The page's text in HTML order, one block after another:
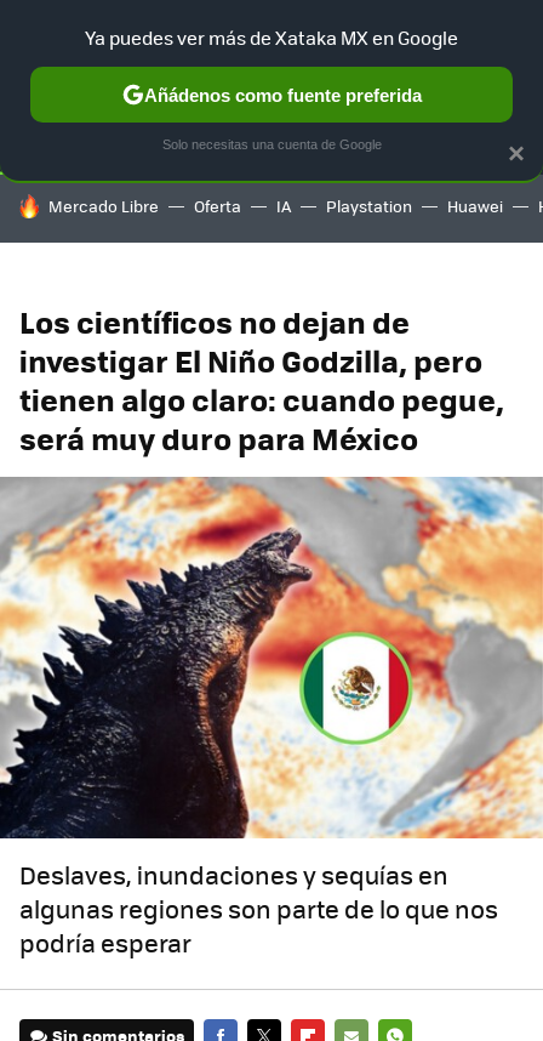
SELECCIÓN GAMING HOME AUTO TERRITORIO
HOY SE HABLA DE
Mercado Libre Oferta IA Playstation Huawei
Los científicos no dejan de
investigar El Niño Godzilla, pero
tienen algo claro: cuando pegue,
será muy duro para México
Deslaves, inundaciones y sequías en
algunas regiones son parte de lo que nos
podría esperar
Sin comentarios
×
Ya puedes ver más de Xataka MX en Google
Añádenos como fuente preferida
Solo necesitas una cuenta de Google